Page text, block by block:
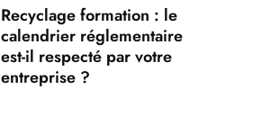
Recyclage formation : le
calendrier réglementaire
est-il respecté par votre
entreprise ?